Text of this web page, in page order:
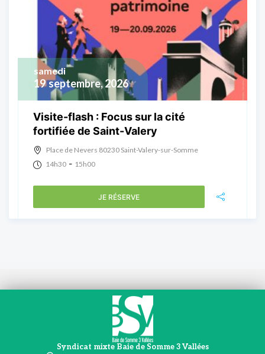
19 septembre, 2026
samedi
Visite-flash : Focus sur la cité
fortifiée de Saint-Valery
Place de Nevers 80230 Saint-Valery-sur-Somme
14h30 - 15h00
JE RÉSERVE
Syndicat mixte Baie de Somme 3 Vallées